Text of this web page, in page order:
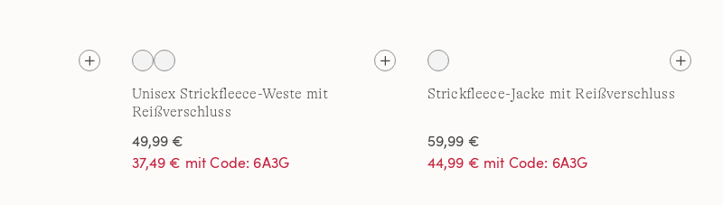
Unisex Strickfleece-Weste mit
Reißverschluss
49,99 €
37,49 € mit Code: 6A3G
Strickfleece-Jacke mit Reißverschluss
59,99 €
44,99 € mit Code: 6A3G